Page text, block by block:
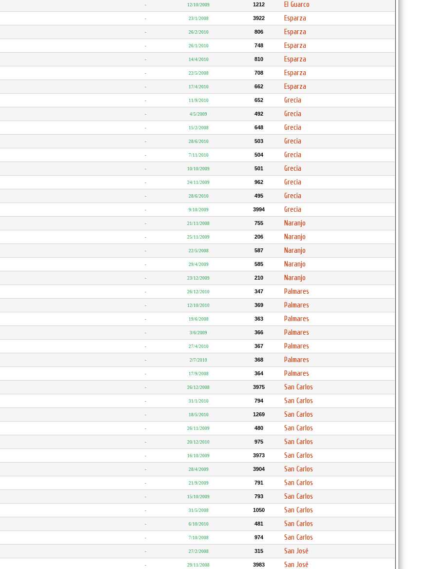
- 12/10/2009 1212 El Guarco
- 23/1/2008 3922 Esparza
- 26/2/2010 806 Esparza
- 26/1/2010 748 Esparza
- 14/4/2010 810 Esparza
- 22/5/2008 708 Esparza
- 17/4/2010 662 Esparza
- 11/9/2010 652 Grecia
- 4/5/2009 492 Grecia
- 15/2/2008 648 Grecia
- 28/6/2010 503 Grecia
- 7/11/2010 504 Grecia
- 10/10/2009 501 Grecia
- 24/11/2009 962 Grecia
- 28/6/2010 495 Grecia
- 9/10/2009 3994 Grecia
- 21/11/2008 755 Naranjo
- 25/11/2009 206 Naranjo
- 22/5/2008 587 Naranjo
- 29/4/2009 585 Naranjo
- 23/12/2009 210 Naranjo
- 26/12/2010 347 Palmares
- 12/10/2010 369 Palmares
- 19/6/2008 363 Palmares
- 3/6/2009 366 Palmares
- 27/4/2010 367 Palmares
- 2/7/2010 368 Palmares
- 17/9/2008 364 Palmares
- 26/12/2008 3975 San Carlos
- 31/1/2010 794 San Carlos
- 18/5/2010 1269 San Carlos
- 26/11/2009 480 San Carlos
- 20/12/2010 975 San Carlos
- 16/10/2009 3973 San Carlos
- 28/4/2009 3904 San Carlos
- 21/9/2009 791 San Carlos
- 15/10/2009 793 San Carlos
- 31/5/2008 1050 San Carlos
- 6/10/2010 481 San Carlos
- 7/10/2008 974 San Carlos
- 27/2/2008 315 San José
- 29/11/2008 3983 San José